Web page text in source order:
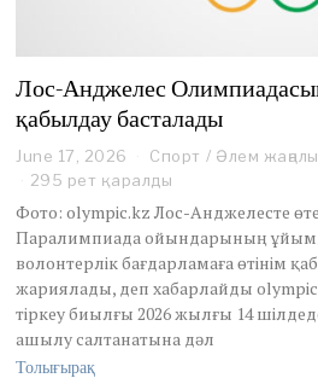
Лос-Анджелес
қабылдау басталады
June 17, 2026
u
e
1
7
,
2
2
Спорт / Әлем
295 рет қаралды
Фото: olympic.kz Лос-Анджелесте
Паралимпиада ойындарының
волонтерлік бағдарламаға өтінім
жариялады, деп хабарлайды
тіркеу биылғы 2026 жылғы 14
ашылу салтанатына дәл
Толығырақ